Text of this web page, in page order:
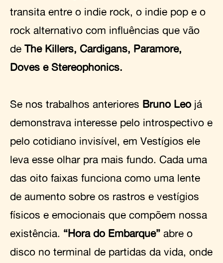
transita entre o indie rock, o indie pop e o
rock alternativo com influências que vão
de The Killers, Cardigans, Paramore,
Doves e Stereophonics.
Se nos trabalhos anteriores Bruno Leojá
demonstrava interesse pelo introspectivo e
pelo cotidiano invisível, em Vestígios ele
leva esse olhar pra mais fundo. Cada uma
das oito faixas funciona como uma lente
de aumento sobre os rastros e vestígios
físicos e emocionais que compõem nossa
existência. “Hora do Embarque” abre o
disco no terminal de partidas da vida, onde